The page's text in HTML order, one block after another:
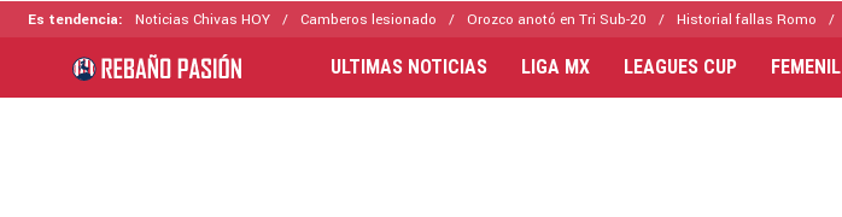
Es tendencia: Noticias Chivas HOY Camberos lesionado Orozco anotó en Tri Sub-20 Historial fallas Romo
ULTIMAS NOTICIAS LIGA MX LEAGUES CUP FEMENIL